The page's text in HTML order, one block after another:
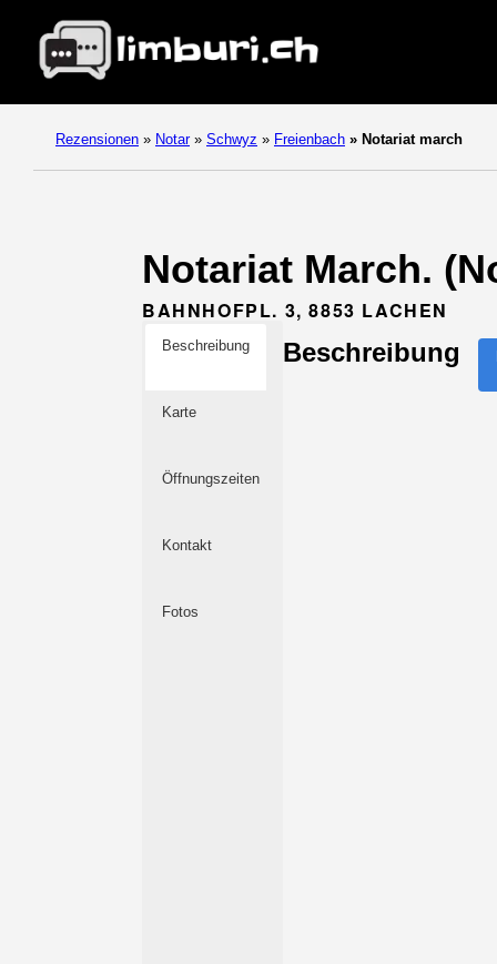
Rezensionen » Notar » Schwyz » Freienbach » Notariat march
Notariat March.
BAHNHOFPL. 3, 8853 LACHEN
Beschreibung
Karte
Öffnungszeiten
Kontakt
Fotos
Beschreibung